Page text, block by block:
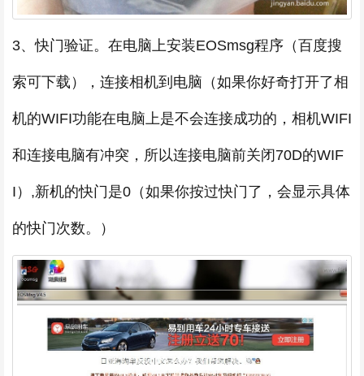
3、快门验证。在电脑上安装EOSmsg程序（百度搜
索可下载），连接相机到电脑（如果你好奇打开了相
机的WIFI功能在电脑上是不会连接成功的，相机WIFI
和连接电脑有冲突，所以连接电脑前关闭70D的WIF
I）,新机的快门是0（如果你按过快门了，会显示具体
的快门次数。）